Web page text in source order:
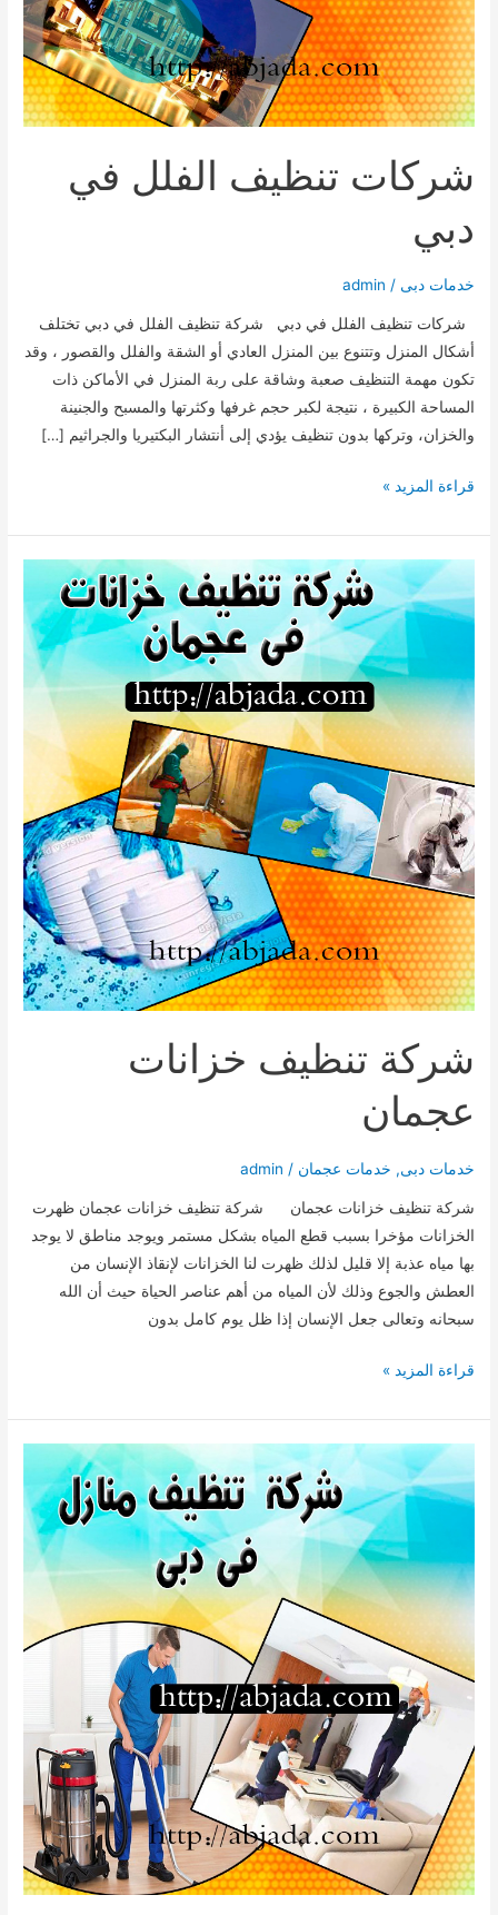
شركات تنظيف الفلل في
دبي
خدمات دبى /
admin
شركات تنظيف الفلل في دبي شركة تنظيف الفلل في دبي تختلف
أشكال المنزل وتتنوع بين المنزل العادي أو الشقة والفلل والقصور ، وقد
تكون مهمة التنظيف صعبة وشاقة على ربة المنزل في الأماكن ذات
المساحة الكبيرة ، نتيجة لكبر حجم غرفها وكثرتها والمسبح والجنينة
والخزان، وتركها بدون تنظيف يؤدي إلى أنتشار البكتيريا والجراثيم […]
شركات
الفلل
دبي
قراءة المزيد »
شركة تنظيف خزانات
عجمان
خدمات دبى, خدمات عجمان /
admin
شركة تنظيف خزانات عجمان شركة تنظيف خزانات عجمان ظهرت
الخزانات مؤخرا بسبب قطع المياه بشكل مستمر ويوجد مناطق لا يوجد
بها مياه عذبة إلا قليل لذلك ظهرت لنا الخزانات لإنقاذ الإنسان من
العطش والجوع وذلك لأن المياه من أهم عناصر الحياة حيث أن الله
سبحانه وتعالى جعل الإنسان إذا ظل يوم كامل بدون
شركة
خزانات
عجمان
قراءة المزيد »